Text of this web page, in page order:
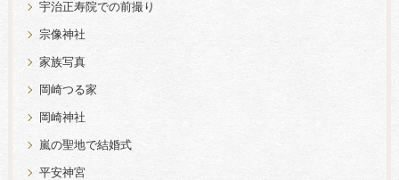
宇治正寿院での前撮り
宗像神社
家族写真
岡崎つる家
岡崎神社
嵐の聖地で結婚式
平安神宮